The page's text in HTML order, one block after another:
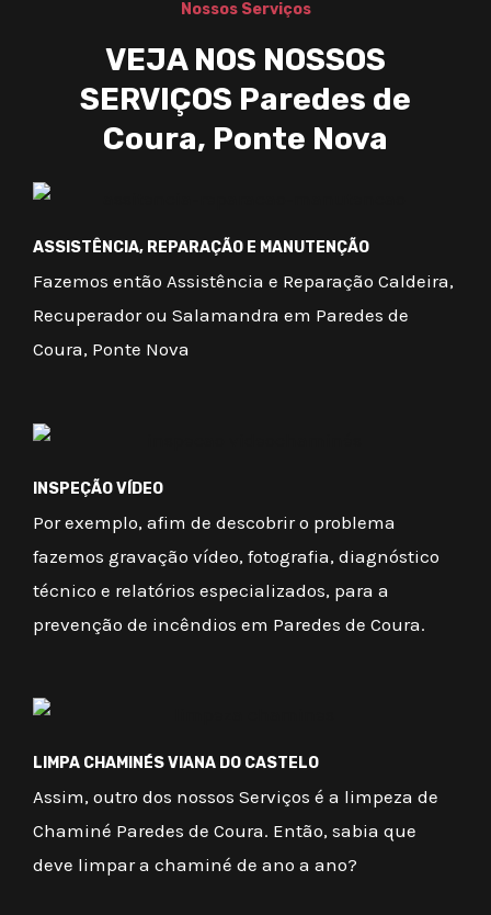
Nossos Serviços
VEJA NOS NOSSOS
SERVIÇOS Paredes de
Coura, Ponte Nova
ASSISTÊNCIA, REPARAÇÃO E MANUTENÇÃO
Fazemos então Assistência e Reparação Caldeira,
Recuperador ou Salamandra em Paredes de
Coura, Ponte Nova
INSPEÇÃO VÍDEO
Por exemplo, afim de descobrir o problema
fazemos gravação vídeo, fotografia, diagnóstico
técnico e relatórios especializados, para a
prevenção de incêndios em Paredes de Coura.
LIMPA CHAMINÉS VIANA DO CASTELO
Assim, outro dos nossos Serviços é a limpeza de
Chaminé Paredes de Coura. Então, sabia que
deve limpar a chaminé de ano a ano?